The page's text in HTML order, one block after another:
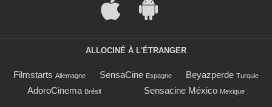
ALLOCINÉ À L'ÉTRANGER
Filmstarts Allemagne SensaCine Espagne Beyazperde Turquie
AdoroCinema Brésil Sensacine México Mexique